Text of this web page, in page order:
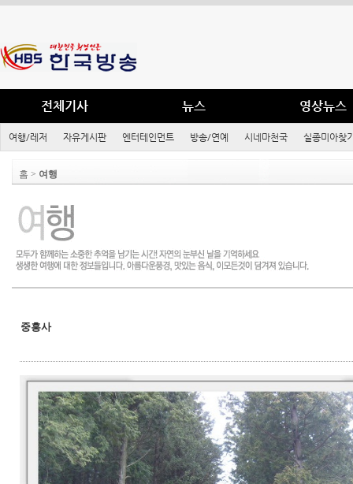
전체기사 뉴스 영상뉴스
여행/레저 자유게시판 엔터테인먼트 방송/연예 시네마천국 실종미아찾
홈 > 여행
중흥사